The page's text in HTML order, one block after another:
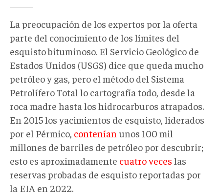
La preocupación de los expertos por la oferta
parte del conocimiento de los límites del
esquisto bituminoso. El Servicio Geológico de
Estados Unidos (USGS) dice que queda mucho
petróleo y gas, pero el método del Sistema
Petrolífero Total lo cartografía todo, desde la
roca madre hasta los hidrocarburos atrapados.
En 2015 los yacimientos de esquisto, liderados
por el Pérmico, contenían unos 100 mil
millones de barriles de petróleo por descubrir;
esto es aproximadamente cuatro veces las
reservas probadas de esquisto reportadas por
la EIA en 2022.